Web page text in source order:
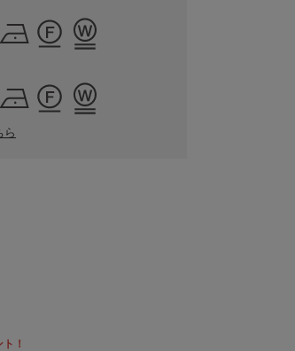
ら
！